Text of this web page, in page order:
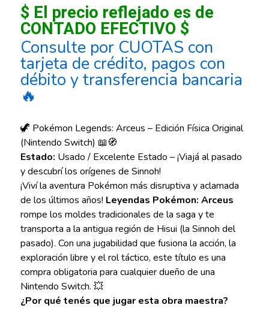
$ El precio reflejado es de
CONTADO EFECTIVO $
Consulte por CUOTAS con
tarjeta de crédito, pagos con
débito y transferencia bancaria
🔥
🦖 Pokémon Legends: Arceus – Edición Física Original
(Nintendo Switch) 📖🧭
Estado: Usado / Excelente Estado – ¡Viajá al pasado
y descubrí los orígenes de Sinnoh!
¡Viví la aventura Pokémon más disruptiva y aclamada
de los últimos años! Leyendas Pokémon: Arceus
rompe los moldes tradicionales de la saga y te
transporta a la antigua región de Hisui (la Sinnoh del
pasado). Con una jugabilidad que fusiona la acción, la
exploración libre y el rol táctico, este título es una
compra obligatoria para cualquier dueño de una
Nintendo Switch. 💥
¿Por qué tenés que jugar esta obra maestra?